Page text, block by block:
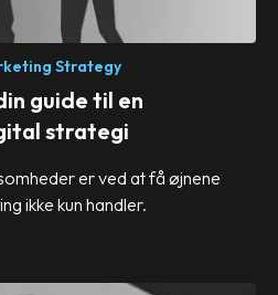
Strategy
guide til en
strategi
er ved at få øjnene
ikke kun handler.